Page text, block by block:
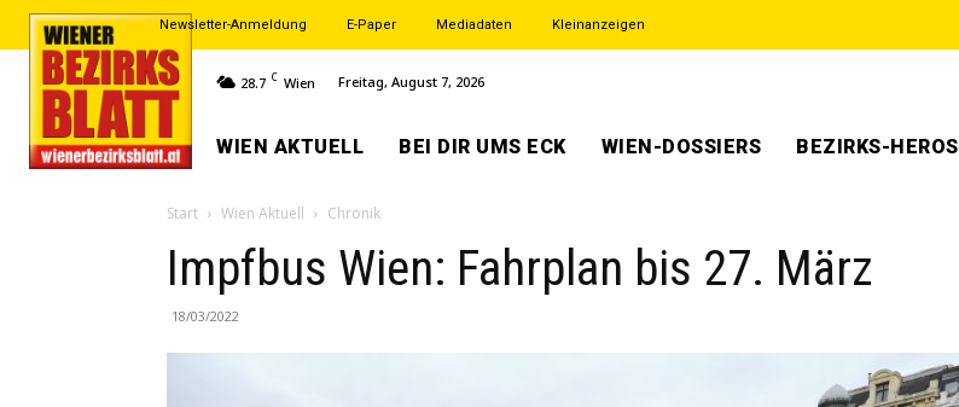
Newsletter-Anmeldung E-Paper Mediadaten Kleinanzeigen
28.7 C Wien Freitag, August 7, 2026
WIEN AKTUELL BEI DIR UMS ECK WIEN-DOSSIERS BEZIRKS-HEROS
Start Wien Aktuell Chronik
Impfbus Wien: Fahrplan bis 27. März
18/03/2022